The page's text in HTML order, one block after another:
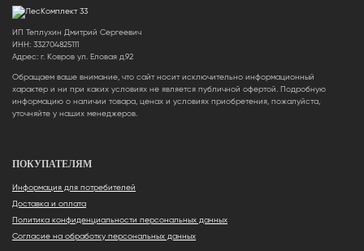
ИП Теплухин Дмитрий Сергеевич
ИНН: 332704825111
Адрес: г. Ковров ул. Еловая д.92
Обращаем ваше внимание, что сайт носит исключительно информационный
характер и ни при каких условиях не является публичной офертой. Подробную
информацию о наличии товара, ценах и условиях приобретения, пожалуйста,
уточняйте у наших менеджеров.
ПОКУПАТЕЛЯМ
Информация для потребителей
Доставка и оплата
Политика конфиденциальности персональных данных
Согласие на обработку персональных данных